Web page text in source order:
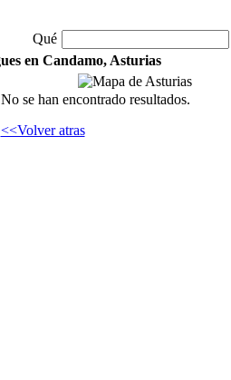
Qué
en Candamo, Asturias
No se han encontrado resultados.
<<Volver atras